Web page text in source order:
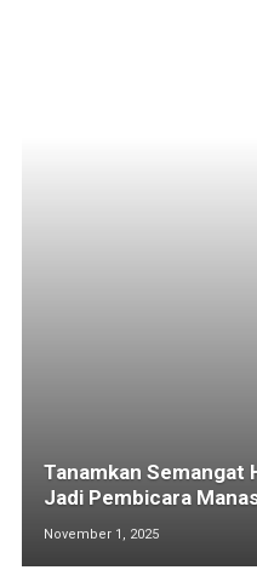
Tanamkan Semangat
Jadi Pembicara
November 1, 2025